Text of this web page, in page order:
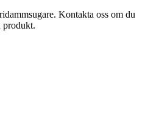
Kontakta oss om du
produkt.